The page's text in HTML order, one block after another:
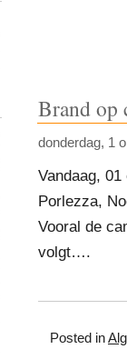
Brand op
donderdag, 1
Vandaag,
Porlezza,
Vooral de
volgt….
Posted in